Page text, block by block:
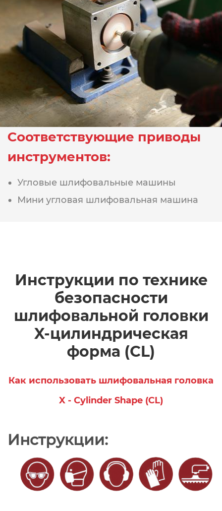
Соответствующие приводы
инструментов:
Угловые шлифовальные машины
Мини угловая шлифовальная машина
Инструкции по технике
безопасности
шлифовальной головки
X-цилиндрическая
форма (CL)
Как использовать шлифовальная головка
X - Cylinder Shape (CL)
Инструкции: